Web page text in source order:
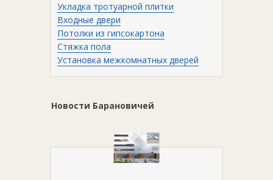
Укладка тротуарной плитки
Входные двери
Потолки из гипсокартона
Стяжка пола
Установка межкомнатных дверей
Новости Барановичей